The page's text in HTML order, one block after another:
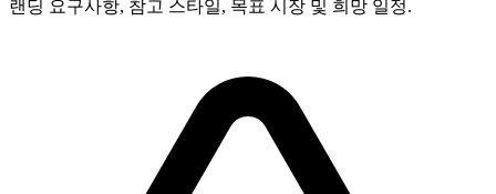
랜딩 요구사항, 참고 스타일, 목표 시장 및 희망 일정.